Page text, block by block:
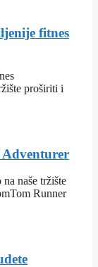
fitnes
proširiti i
naše tržište
Runner